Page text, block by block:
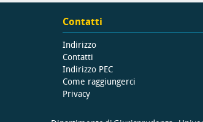
Contatti
Indirizzo
Contatti
Indirizzo PEC
Come raggiungerci
Privacy